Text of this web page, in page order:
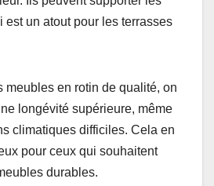
est un atout pour les terrasses
meubles en rotin de qualité, on
longévité supérieure, même
climatiques difficiles. Cela en
pour ceux qui souhaitent
durables.